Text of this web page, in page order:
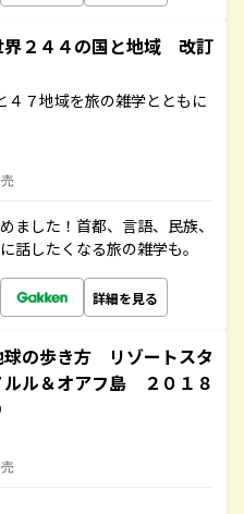
２４４の国と地域 改訂
４７地域を旅の雑学とともに
ました！首都、言語、民族、
話したくなる旅の雑学も。
詳細を見る
の歩き方 リゾートスタ
ル＆オアフ島 ２０１８